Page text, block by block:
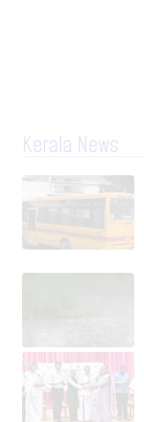
Kerala News